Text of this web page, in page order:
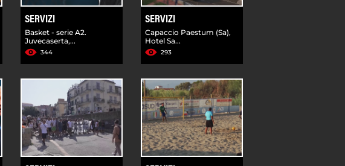
SERVIZI
Basket - serie A2.
Juvecaserta,...
344
SERVIZI
Capaccio Paestum (Sa),
Hotel Sa...
293